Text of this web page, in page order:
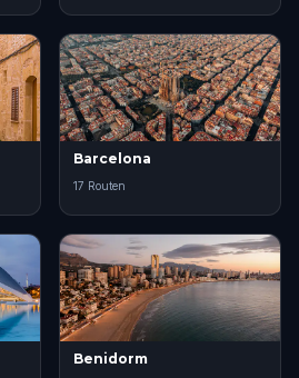
Barcelona
17 Routen
Benidorm